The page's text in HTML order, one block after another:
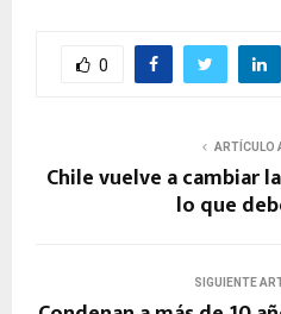
0
ARTÍCULO
Chile vuelve a cambiar
lo que
SIGUIENTE